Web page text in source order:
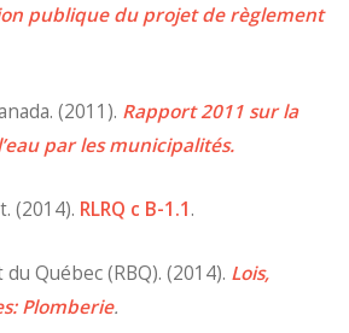
publique du projet de règlement
(2011). Rapport 2011 sur la
par les municipalités.
(2014). RLRQ c B-1.1.
Québec (RBQ). (2014). Lois,
Plomberie.